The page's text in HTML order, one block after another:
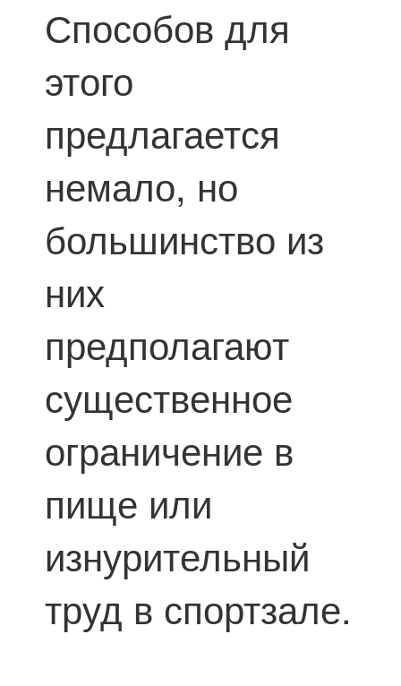
Способов для
этого
предлагается
немало, но
большинство из
них
предполагают
существенное
ограничение в
пище или
изнурительный
труд в спортзале.